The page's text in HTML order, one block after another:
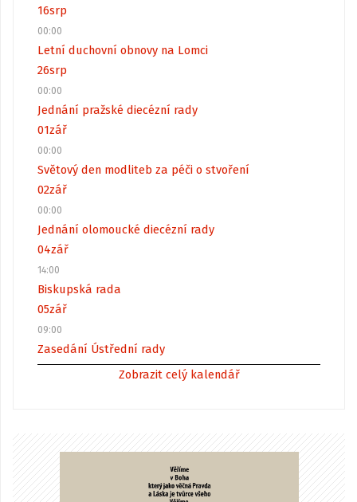
16srp
00:00
Letní duchovní obnovy na Lomci
26srp
00:00
Jednání pražské diecézní rady
01zář
00:00
Světový den modliteb za péči o stvoření
02zář
00:00
Jednání olomoucké diecézní rady
04zář
14:00
Biskupská rada
05zář
09:00
Zasedání Ústřední rady
Zobrazit celý kalendář